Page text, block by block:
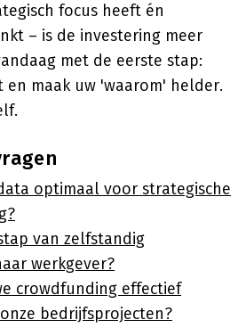
focus heeft én
– is de investering meer
met de eerste stap:
en maak uw 'waarom' helder.
optimaal voor strategische
van zelfstandig
werkgever?
crowdfunding effectief
bedrijfsprojecten?